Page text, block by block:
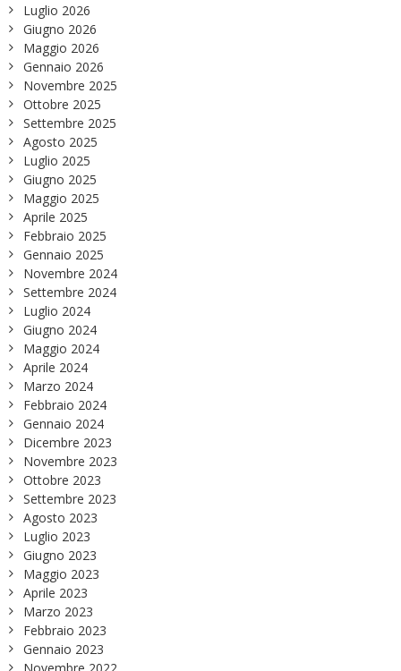
Luglio 2026
Giugno 2026
Maggio 2026
Gennaio 2026
Novembre 2025
Ottobre 2025
Settembre 2025
Agosto 2025
Luglio 2025
Giugno 2025
Maggio 2025
Aprile 2025
Febbraio 2025
Gennaio 2025
Novembre 2024
Settembre 2024
Luglio 2024
Giugno 2024
Maggio 2024
Aprile 2024
Marzo 2024
Febbraio 2024
Gennaio 2024
Dicembre 2023
Novembre 2023
Ottobre 2023
Settembre 2023
Agosto 2023
Luglio 2023
Giugno 2023
Maggio 2023
Aprile 2023
Marzo 2023
Febbraio 2023
Gennaio 2023